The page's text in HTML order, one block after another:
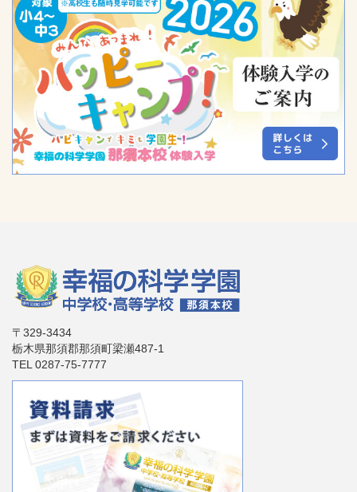
〒329-3434
栃木県那須郡那須町梁瀬487-1
TEL 0287-75-7777